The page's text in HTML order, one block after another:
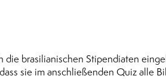
die brasilianischen Stipendiaten
sie im anschließenden Quiz alle